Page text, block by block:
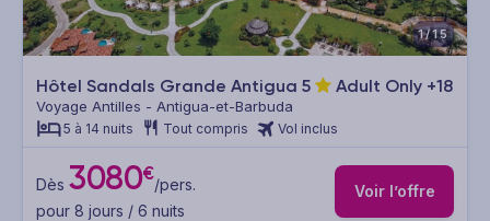
1/15
Hôtel Sandals Grande Antigua 5 Adult Only +18
Voyage Antilles - Antigua-et-Barbuda
5 à 14 nuits Tout compris Vol inclus
Dès 3080€/pers.
pour 8 jours / 6 nuits
Voir l’offre